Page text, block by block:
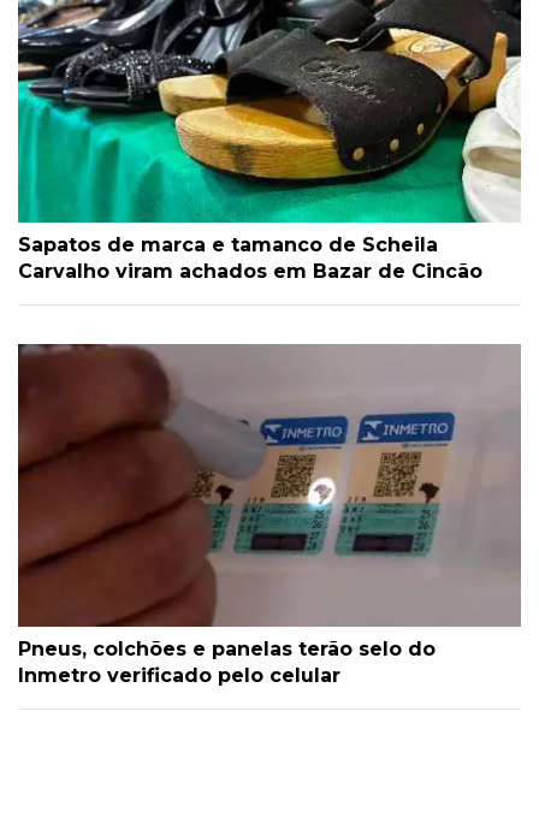
Sapatos de marca e tamanco de Scheila
Carvalho viram achados em Bazar de Cincão
Pneus, colchões e panelas terão selo do
Inmetro verificado pelo celular